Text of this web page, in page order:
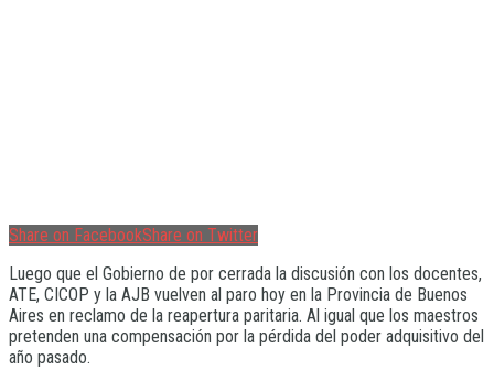
Share on FacebookShare on Twitter
Luego que el Gobierno de por cerrada la discusión con los docentes,
ATE, CICOP y la AJB vuelven al paro hoy en la Provincia de Buenos
Aires en reclamo de la reapertura paritaria. Al igual que los maestros
pretenden una compensación por la pérdida del poder adquisitivo del
año pasado.